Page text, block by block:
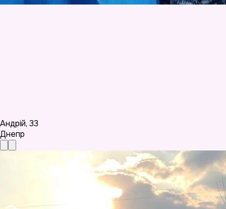
Андрій, 33
Днепр